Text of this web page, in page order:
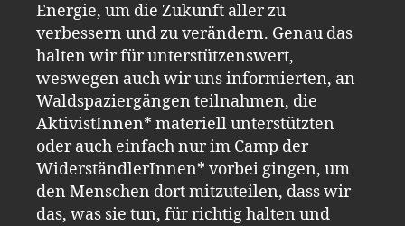
Energie, um die Zukunft aller zu
verbessern und zu verändern. Genau das
halten wir für unterstützenswert,
weswegen auch wir uns informierten, an
Waldspaziergängen teilnahmen, die
AktivistInnen* materiell unterstützten
oder auch einfach nur im Camp der
WiderständlerInnen* vorbei gingen, um
den Menschen dort mitzuteilen, dass wir
das, was sie tun, für richtig halten und